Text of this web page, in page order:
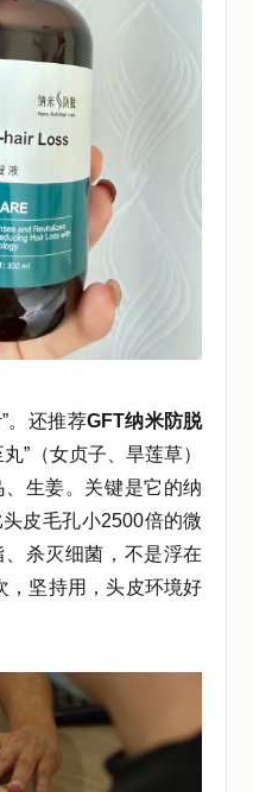
。还推荐GFT纳米防脱
”（女贞子、旱莲草）
生姜。关键是它的纳
皮毛孔小2500倍的微
杀灭细菌，不是浮在
，坚持用，头皮环境好